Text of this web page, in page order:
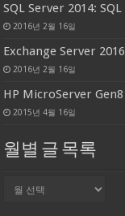
SQL Server 2014:
2016년 2월 16일
Exchange Server
2016년 2월 16일
HP MicroServer
2015년 4월 16일
월별 글 목록